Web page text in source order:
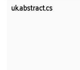
uk.abstract.cs